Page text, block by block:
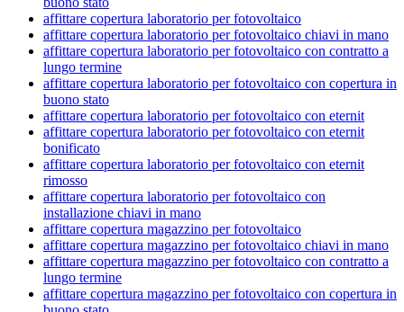
affittare copertura laboratorio per fotovoltaico
affittare copertura laboratorio per fotovoltaico chiavi in mano
affittare copertura laboratorio per fotovoltaico con contratto a
lungo termine
affittare copertura laboratorio per fotovoltaico con copertura in
buono stato
affittare copertura laboratorio per fotovoltaico con eternit
affittare copertura laboratorio per fotovoltaico con eternit
bonificato
affittare copertura laboratorio per fotovoltaico con eternit
rimosso
affittare copertura laboratorio per fotovoltaico con
installazione chiavi in mano
affittare copertura magazzino per fotovoltaico
affittare copertura magazzino per fotovoltaico chiavi in mano
affittare copertura magazzino per fotovoltaico con contratto a
lungo termine
affittare copertura magazzino per fotovoltaico con copertura in